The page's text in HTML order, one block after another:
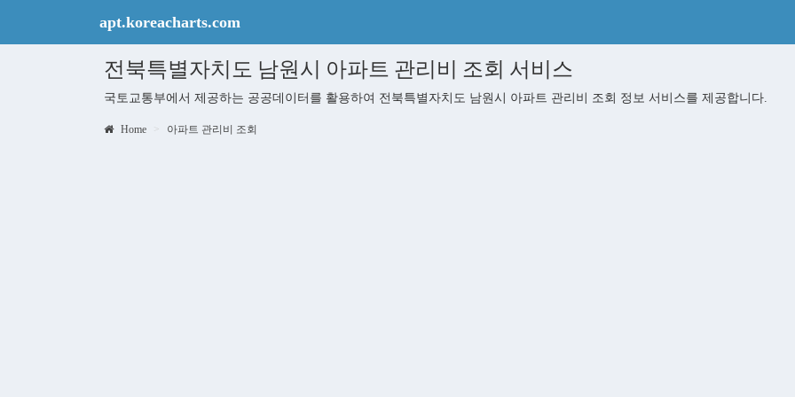
apt.koreacharts.com
전북특별자치도 남원시 아파트 관리비 조회 서비스
국토교통부에서 제공하는 공공데이터를 활용하여 전북특별자치도 남원시 아파트 관리비 조회 정보 서비스를 제공합니다.
Home 아파트 관리비 조회